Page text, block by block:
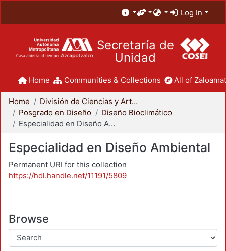
Log In
Secretaría de
Unidad
Home Communities & Collections All of
Home
División de Ciencias y Artes para el Diseño
Posgrado en Diseño
Diseño Bioclimático
Especialidad en Diseño Ambiental
Especialidad en Diseño Ambiental
Permanent URI for this collection
https://hdl.handle.net/11191/5809
Browse